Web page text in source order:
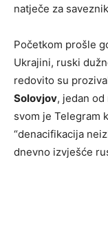
natječe za
Početkom prošle
Ukrajini, ruski
redovito su
Solovjov, jedan
svom je Telegram
“denacifikacija
dnevno izvješće